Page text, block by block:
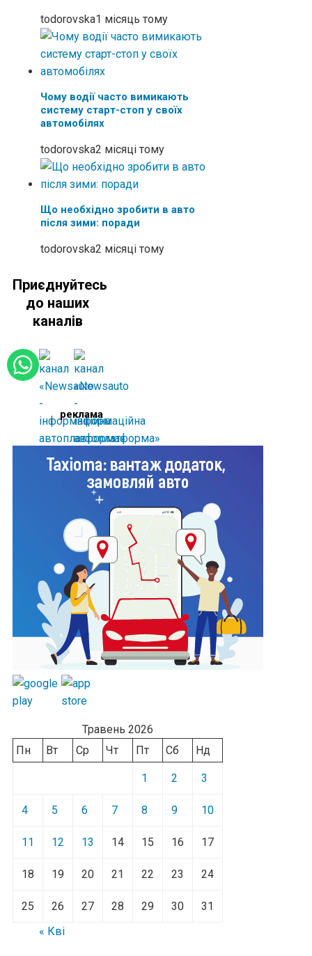
todorovska1 місяць тому
Чому водії часто вимикають
систему старт-стоп у своїх
автомобілях
todorovska2 місяці тому
Що необхідно зробити в авто
після зими: поради
todorovska2 місяці тому
Приєднуйтесь
до наших
каналів
реклама
Травень 2026
Пн
Вт Ср Чт Пт Сб Нд
1 2 3
4 5 6 7 8 9 10
11 12 13 14 15 16 17
18 19 20 21 22 23 24
25 26 27 28 29 30
31
« Кві